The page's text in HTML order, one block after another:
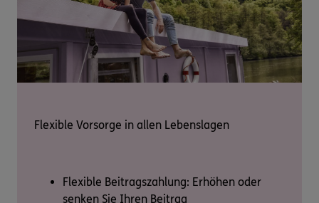
Flexible Vorsorge in allen Lebenslagen
Flexible Beitragszahlung: Erhöhen oder
senken Sie Ihren Beitrag